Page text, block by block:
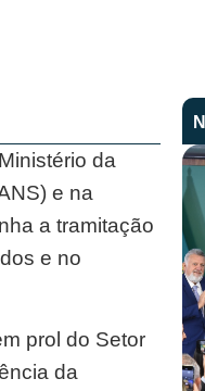
da
e na
a tramitação
e no
prol do Setor
da